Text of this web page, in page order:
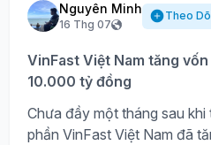
Nguyên Minh
16 Thg 07
Theo
VinFast Việt Nam tăng
10.000 tỷ đồng
Chưa đầy một tháng sau khi
phần VinFast Việt Nam đã